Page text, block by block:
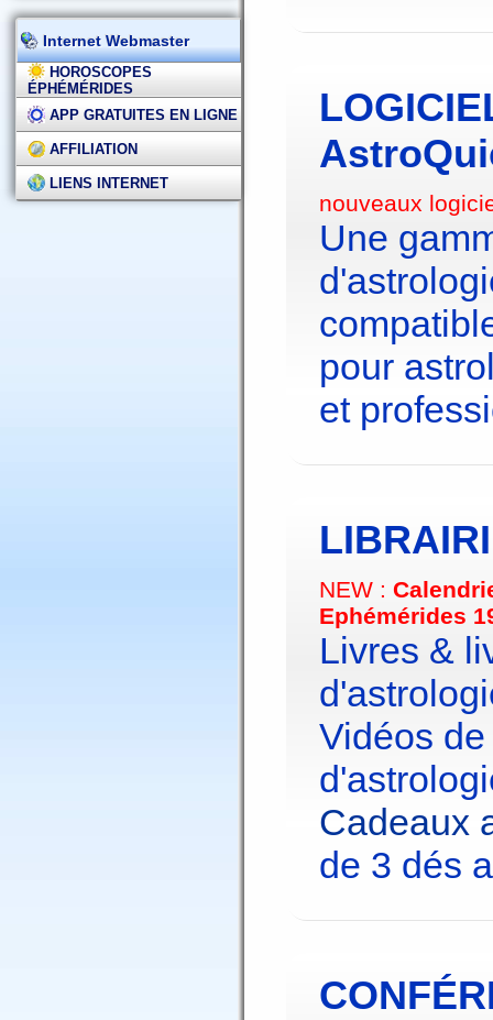
Internet Webmaster
HOROSCOPES
ÉPHÉMÉRIDES
APP GRATUITES EN LIGNE
AFFILIATION
LIENS INTERNET
nouveaux
Une
pour
et
NEW :
Ephémérides
Livres &
Vidéos
Cadeaux
de 3 dés